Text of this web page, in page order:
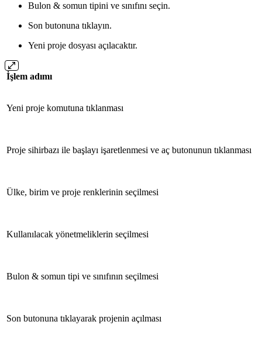
Bulon & somun tipini ve sınıfını seçin.
Son butonuna tıklayın.
Yeni proje dosyası açılacaktır.
İşlem adımı
Yeni proje komutuna tıklanması
Proje sihirbazı ile başlayı işaretlenmesi ve aç butonunun tıklanması
Ülke, birim ve proje renklerinin seçilmesi
Kullanılacak yönetmeliklerin seçilmesi
Bulon & somun tipi ve sınıfının seçilmesi
Son butonuna tıklayarak projenin açılması